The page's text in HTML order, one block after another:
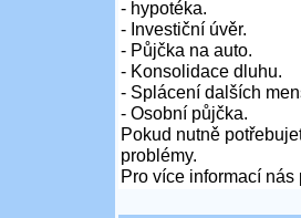
- hypotéka.
- Investiční úvěr.
- Půjčka na auto.
- Konsolidace dluhu.
- Splácení dalších
- Osobní půjčka.
Pokud nutně
problémy.
Pro více informací nás